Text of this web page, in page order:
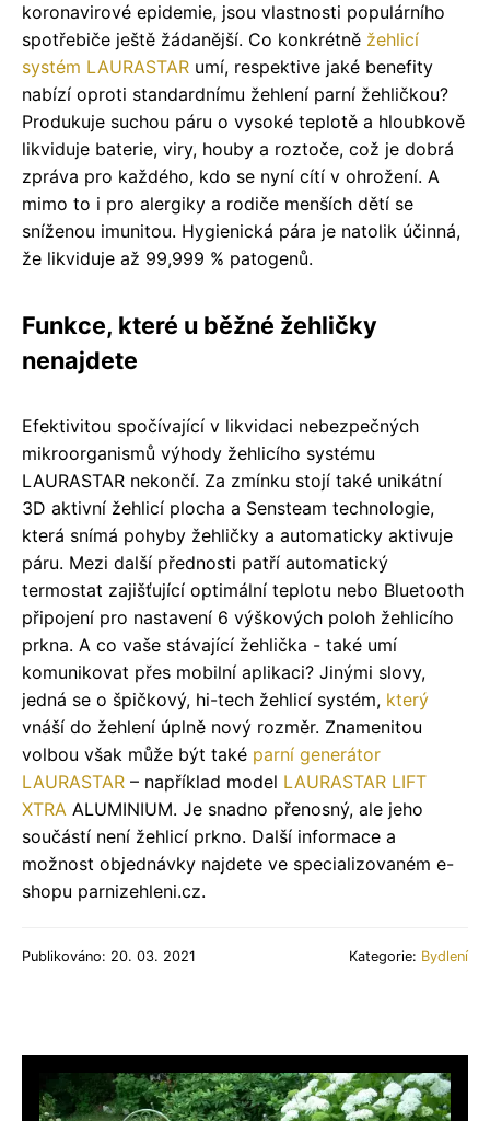
koronavirové epidemie, jsou vlastnosti populárního
spotřebiče ještě žádanější. Co konkrétně žehlicí
systém LAURASTAR umí, respektive jaké benefity
nabízí oproti standardnímu žehlení parní žehličkou?
Produkuje suchou páru o vysoké teplotě a hloubkově
likviduje baterie, viry, houby a roztoče, což je dobrá
zpráva pro každého, kdo se nyní cítí v ohrožení. A
mimo to i pro alergiky a rodiče menších dětí se
sníženou imunitou. Hygienická pára je natolik účinná,
že likviduje až 99,999 % patogenů.
Funkce, které u běžné žehličky
nenajdete
Efektivitou spočívající v likvidaci nebezpečných
mikroorganismů výhody žehlicího systému
LAURASTAR nekončí. Za zmínku stojí také unikátní
3D aktivní žehlicí plocha a Sensteam technologie,
která snímá pohyby žehličky a automaticky aktivuje
páru. Mezi další přednosti patří automatický
termostat zajišťující optimální teplotu nebo Bluetooth
připojení pro nastavení 6 výškových poloh žehlicího
prkna. A co vaše stávající žehlička - také umí
komunikovat přes mobilní aplikaci? Jinými slovy,
jedná se o špičkový, hi-tech žehlicí systém, který
vnáší do žehlení úplně nový rozměr. Znamenitou
volbou však může být také parní generátor
LAURASTAR – například model LAURASTAR LIFT
XTRA ALUMINIUM. Je snadno přenosný, ale jeho
součástí není žehlicí prkno. Další informace a
možnost objednávky najdete ve specializovaném e-
shopu parnizehleni.cz.
Publikováno: 20. 03. 2021 Kategorie: Bydlení